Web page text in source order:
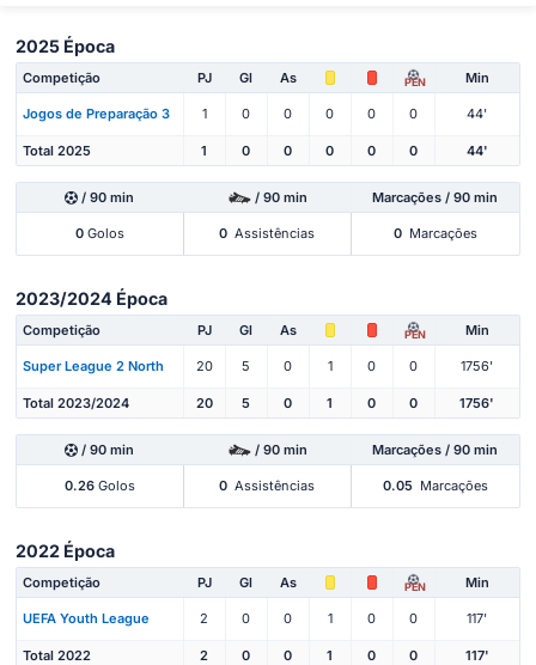
2025 Época
Competição PJ Gl As PEN Min
Jogos de Preparação 3 1 0 0 0 0 0 44'
Total 2025 1 0 0 0 0 0 44'
/ 90 min / 90 min Marcações / 90 min
0Golos 0 Assistências 0 Marcações
2023/2024 Época
Competição PJ Gl As PEN Min
Super League 2 North 20 5 0 1 0 0 1756'
Total 2023/2024 20 5 0 1 0 0 1756'
/ 90 min / 90 min Marcações / 90 min
0.26Golos 0 Assistências 0.05 Marcações
2022 Época
Competição PJ Gl As PEN Min
UEFA Youth League 2 0 0 1 0 0 117'
Total 2022 2 0 0 1 0 0 117'